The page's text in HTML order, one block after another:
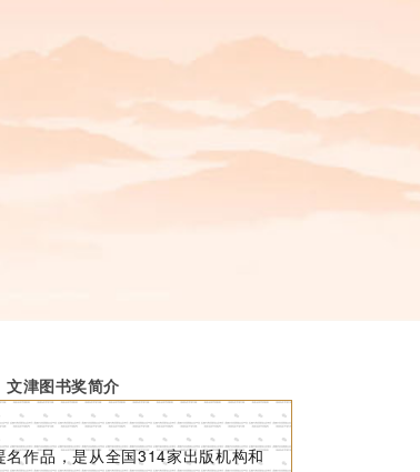
文津图书奖简介
作品，是从全国314家出版机构和